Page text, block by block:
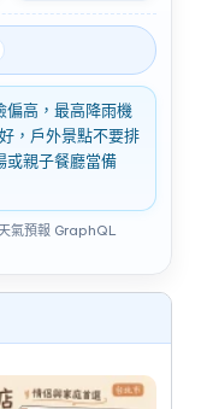
偏高，最高降雨機
，戶外景點不要排
或親子餐廳當備
氣預報 GraphQL